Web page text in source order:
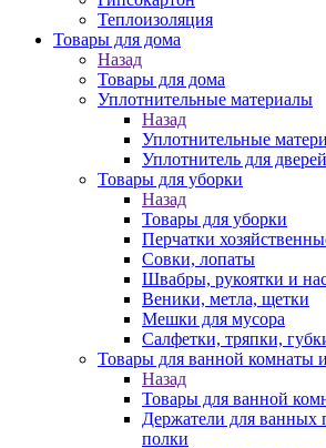
Теплоизоляция
Товары для дома
Назад
Товары для дома
Уплотнительные материалы
Назад
Уплотнительные
Уплотнитель для
Товары для уборки
Назад
Товары для уборки
Перчатки
Совки, лопаты
Швабры, рукоятки и
Веники, метла, щетки
Мешки для мусора
Салфетки, тряпки,
Товары для ванной комнаты и
Назад
Товары для ванной
Держатели для ванных
полки